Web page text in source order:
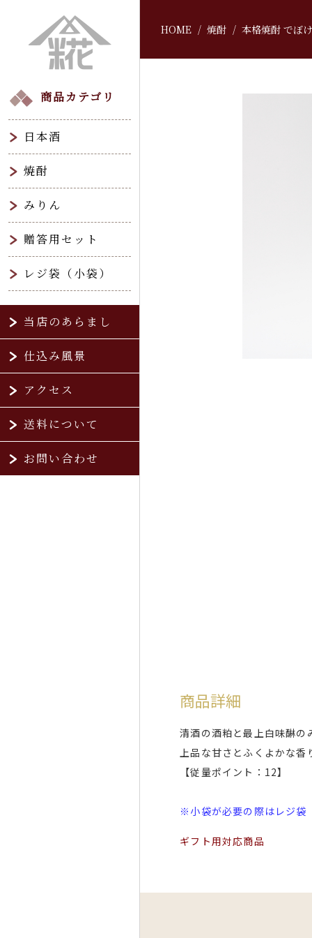
商品カテゴリ
日本酒
焼酎
みりん
贈答用セット
レジ袋（小袋）
当店のあらまし
仕込み風景
アクセス
送料について
お問い合わせ
HOME 焼酎 本格焼酎 でぼ
商品詳細
清酒の酒粕と最上白味醂の
上品な甘さとふくよかな香
【従量ポイント：12】
※小袋が必要の際はレジ袋
ギフト用対応商品